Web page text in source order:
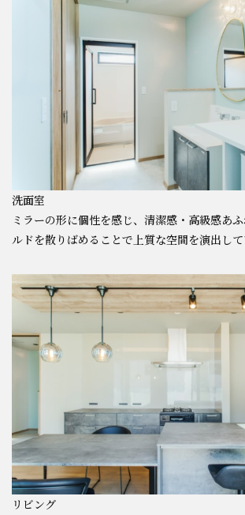
洗面室
ミラーの形に個性を感じ、清潔感・高級感あ
ルドを散りばめることで上質な空間を演出して
リビング